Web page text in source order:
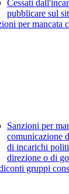
Cessati
pubblicare sul
per mancata
Sanzioni per
comunicazione
di incarichi
direzione o di
gruppi